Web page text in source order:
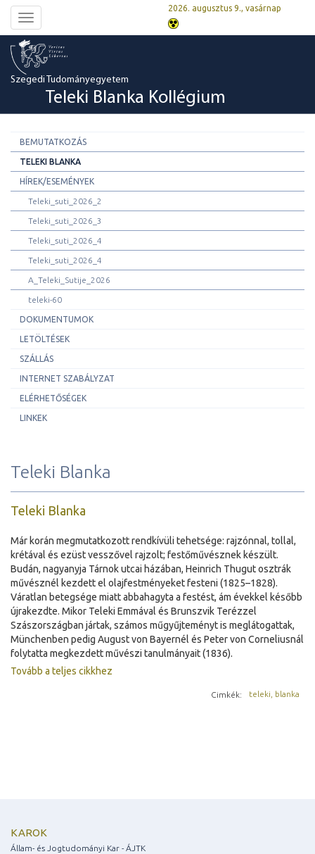
Toggle
navigation
2026. augusztus 9., vasárnap
Szegedi Tudományegyetem
Teleki Blanka Kollégium
BEMUTATKOZÁS
TELEKI BLANKA
HÍREK/ESEMÉNYEK
Teleki_suti_2026_2
Teleki_suti_2026_3
Teleki_suti_2026_4
Teleki_suti_2026_4
A_Teleki_Sutije_2026
teleki-60
DOKUMENTUMOK
LETÖLTÉSEK
SZÁLLÁS
INTERNET SZABÁLYZAT
ELÉRHETŐSÉGEK
LINKEK
Teleki Blanka
Teleki Blanka
Már korán megmutatkozott rendkívüli tehetsége: rajzónnal, tollal,
krétával és ezüst vesszővel rajzolt; festőművésznek készült.
Budán, nagyanyja Tárnok utcai házában, Heinrich Thugut osztrák
művésznél kezdett el olajfestményeket festeni (1825–1828).
Váratlan betegsége miatt abbahagyta a festést, ám évekkel később
újrakezdte. Mikor Teleki Emmával és Brunszvik Terézzel
Szászországban jártak, számos műgyűjteményt is meglátogattak,
Münchenben pedig August von Bayernél és Peter von Corneliusnál
folytatta megkezdett művészi tanulmányait (1836).
Tovább a teljes cikkhez
Cimkék: teleki, blanka
KAROK
Állam- és Jogtudományi Kar - ÁJTK